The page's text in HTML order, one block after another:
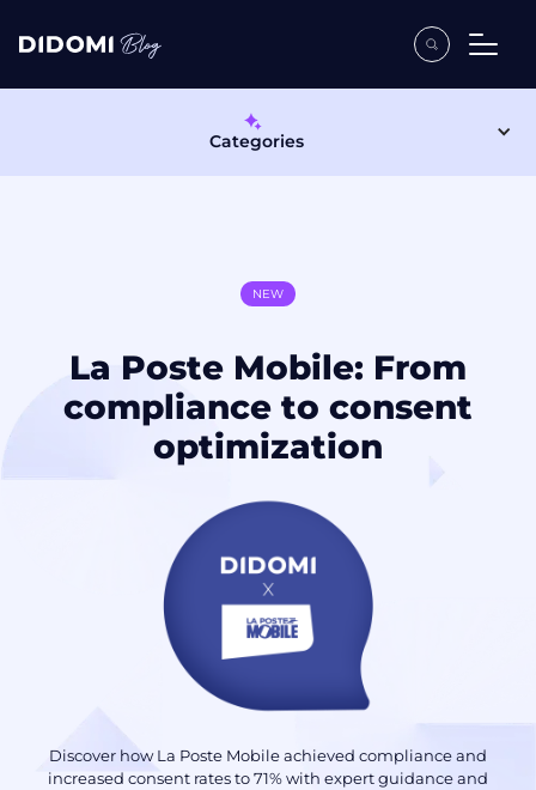
Categories
NEW
La Poste Mobile: From
compliance to consent
optimization
Discover how La Poste Mobile achieved compliance and
increased consent rates to 71% with expert guidance and